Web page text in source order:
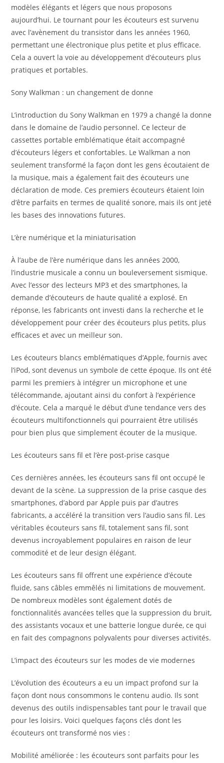
modèles élégants et légers que nous proposons
aujourd’hui. Le tournant pour les écouteurs est survenu
avec l’avènement du transistor dans les années 1960,
permettant une électronique plus petite et plus efficace.
Cela a ouvert la voie au développement d’écouteurs plus
pratiques et portables.
Sony Walkman : un changement de donne
L’introduction du Sony Walkman en 1979 a changé la donne
dans le domaine de l’audio personnel. Ce lecteur de
cassettes portable emblématique était accompagné
d’écouteurs légers et confortables. Le Walkman a non
seulement transformé la façon dont les gens écoutaient de
la musique, mais a également fait des écouteurs une
déclaration de mode. Ces premiers écouteurs étaient loin
d’être parfaits en termes de qualité sonore, mais ils ont jeté
les bases des innovations futures.
L’ère numérique et la miniaturisation
À l’aube de l’ère numérique dans les années 2000,
l’industrie musicale a connu un bouleversement sismique.
Avec l’essor des lecteurs MP3 et des smartphones, la
demande d’écouteurs de haute qualité a explosé. En
réponse, les fabricants ont investi dans la recherche et le
développement pour créer des écouteurs plus petits, plus
efficaces et avec un meilleur son.
Les écouteurs blancs emblématiques d’Apple, fournis avec
l’iPod, sont devenus un symbole de cette époque. Ils ont été
parmi les premiers à intégrer un microphone et une
télécommande, ajoutant ainsi du confort à l’expérience
d’écoute. Cela a marqué le début d’une tendance vers des
écouteurs multifonctionnels qui pourraient être utilisés
pour bien plus que simplement écouter de la musique.
Les écouteurs sans fil et l’ère post-prise casque
Ces dernières années, les écouteurs sans fil ont occupé le
devant de la scène. La suppression de la prise casque des
smartphones, d’abord par Apple puis par d’autres
fabricants, a accéléré la transition vers l’audio sans fil. Les
véritables écouteurs sans fil, totalement sans fil, sont
devenus incroyablement populaires en raison de leur
commodité et de leur design élégant.
Les écouteurs sans fil offrent une expérience d’écoute
fluide, sans câbles emmêlés ni limitations de mouvement.
De nombreux modèles sont également dotés de
fonctionnalités avancées telles que la suppression du bruit,
des assistants vocaux et une batterie longue durée, ce qui
en fait des compagnons polyvalents pour diverses activités.
L’impact des écouteurs sur les modes de vie modernes
L’évolution des écouteurs a eu un impact profond sur la
façon dont nous consommons le contenu audio. Ils sont
devenus des outils indispensables tant pour le travail que
pour les loisirs. Voici quelques façons clés dont les
écouteurs ont transformé nos vies :
Mobilité améliorée : les écouteurs sont parfaits pour les